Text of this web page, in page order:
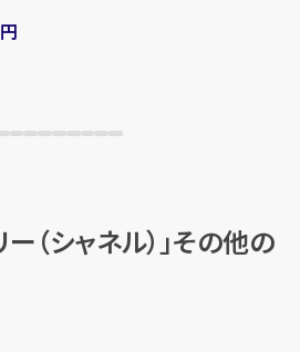
ン
円
ー（シャネル）」その他の